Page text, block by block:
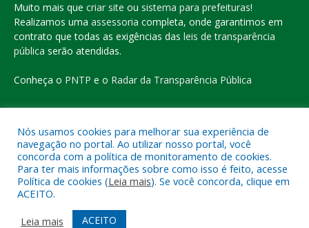
Muito mais que criar site ou sistema para prefeituras!
Realizamos uma assessoria completa, onde garantimos em
contrato que todas as exigências das leis de transparência
pública serão atendidas.
Conheça o PNTP e o Radar da Transparência Pública
Todos os direitos reservados a Prefeitura Municipal de Eldorado
do Carajás
Mapa do Site
Acessar o Webmail
Nós usamos cookies para melhorar sua experiência de
navegação no portal. Ao utilizar nosso portal, você
concorda com a política de monitoramento de cookies.
Para ter mais informações sobre como isso é feito, acesse
Política de cookies (Leia mais). Se você concorda, clique em
ACEITO.
Leia mais
ACEITO